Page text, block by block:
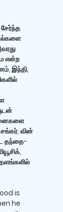
என்ற
இந்தி,
சங்கர், வின்
தந்தை-
தளங்களில்
is
he